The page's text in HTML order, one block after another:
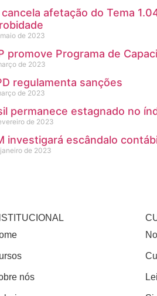
cancela afetação do Tema
de 2023
promove Programa de
de 2023
regulamenta sanções
de 2023
permanece estagnado no
de 2023
investigará escândalo
de 2023
nós